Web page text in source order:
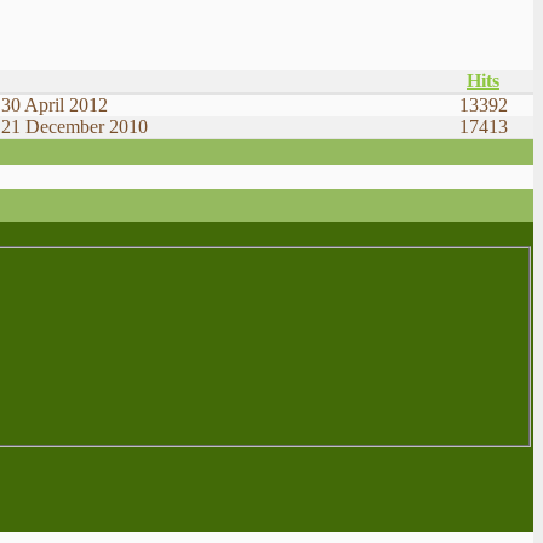
Hits
April 2012
13392
December 2010 17413